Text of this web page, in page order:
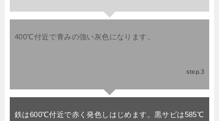
400℃付近で青みの強い灰色になります。
step.3
鉄は600℃付近で赤く発色しはじめます。黒サビは585℃